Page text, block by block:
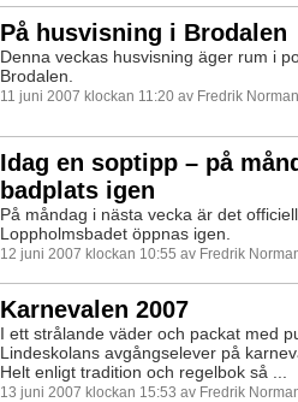
På husvisning i Brodalen
Denna veckas husvisning äger rum i
Brodalen.
11 juni 2007 klockan 11:20 av Fredrik Norman
Idag en soptipp – på
badplats igen
På måndag i nästa vecka är det
Loppholmsbadet öppnas igen.
12 juni 2007 klockan 10:55 av Fredrik
Karnevalen 2007
I ett strålande väder och packat med
Lindeskolans avgångselever på
Helt enligt tradition och regelbok så ...
13 juni 2007 klockan 15:53 av Fredrik